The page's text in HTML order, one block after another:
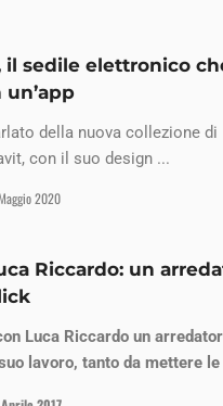
il sedile elettronico
della nuova collezione di
con il suo design ...
2020
Riccardo: un
Luca Riccardo un
lavoro, tanto da mettere le